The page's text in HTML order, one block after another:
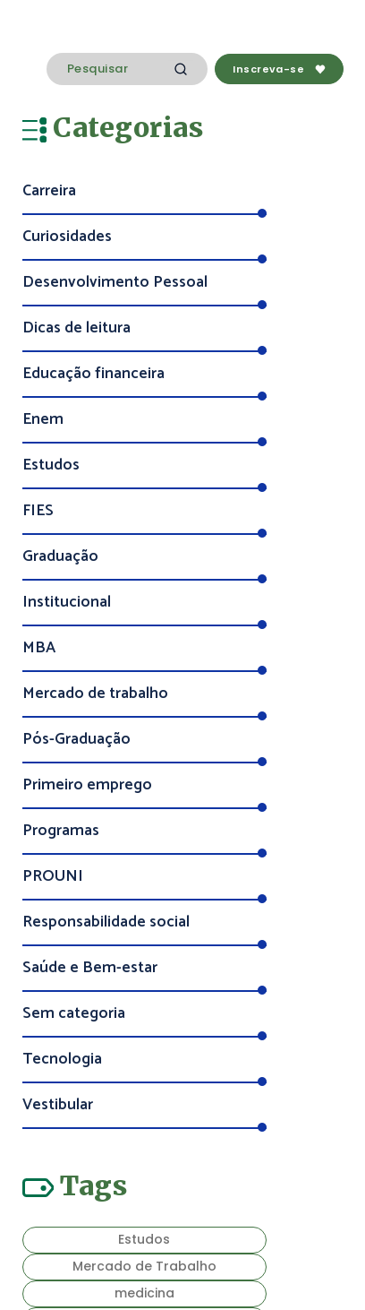
Inscreva-se
Categorias
Carreira
Curiosidades
Desenvolvimento Pessoal
Dicas de leitura
Educação financeira
Enem
Estudos
FIES
Graduação
Institucional
MBA
Mercado de trabalho
Pós-Graduação
Primeiro emprego
Programas
PROUNI
Responsabilidade social
Saúde e Bem-estar
Sem categoria
Tecnologia
Vestibular
Tags
Estudos
Mercado de Trabalho
medicina